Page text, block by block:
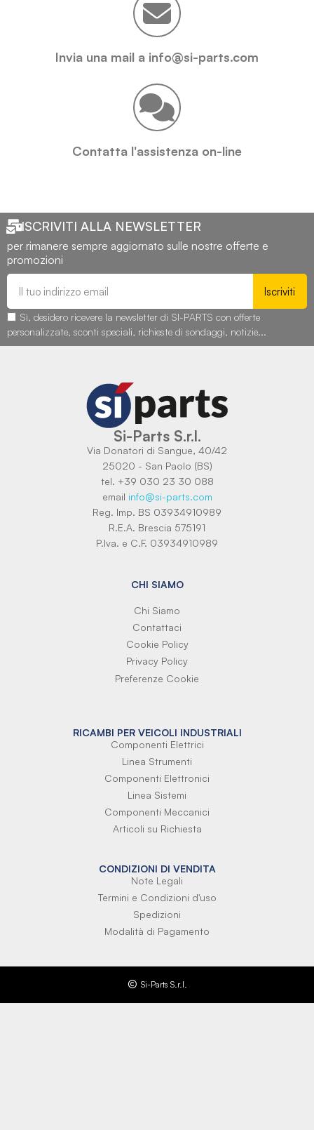
Invia una mail a info@si-parts.com
Contatta l'assistenza on-line
ISCRIVITI ALLA NEWSLETTER
per rimanere sempre aggiornato sulle nostre offerte e
promozioni
Iscriviti
Sì, desidero ricevere la newsletter di SI-PARTS con offerte
personalizzate, sconti speciali, richieste di sondaggi, notizie...
Si-Parts S.r.l.
Via Donatori di Sangue, 40/42
25020 - San Paolo (BS)
tel. +39 030 23 30 088
email info@si-parts.com
Reg. Imp. BS 03934910989
R.E.A. Brescia 575191
P.Iva. e C.F. 03934910989
CHI SIAMO
Chi Siamo
Contattaci
Cookie Policy
Privacy Policy
Preferenze Cookie
RICAMBI PER VEICOLI INDUSTRIALI
Componenti Elettrici
Linea Strumenti
Componenti Elettronici
Linea Sistemi
Componenti Meccanici
Articoli su Richiesta
CONDIZIONI DI VENDITA
Note Legali
Termini e Condizioni d'uso
Spedizioni
Modalità di Pagamento
Si-Parts S.r.l.